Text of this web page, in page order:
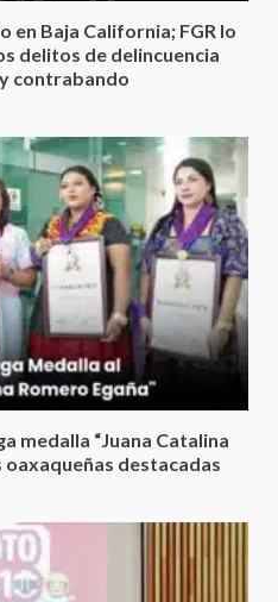
en Baja California; FGR lo
delitos de delincuencia
contrabando
medalla “Juana Catalina
oaxaqueñas destacadas
de Ariadna Montiel
la consolidación
transformación en
oaxaqueño
de Gobierno refuerza
institucional en San
Juan Mazatlán
Municipio de Oaxaca
caso de maltrato
denuncia ciudadana
a Ernesto Ruffo en Baja
FGR lo investiga por
delitos de